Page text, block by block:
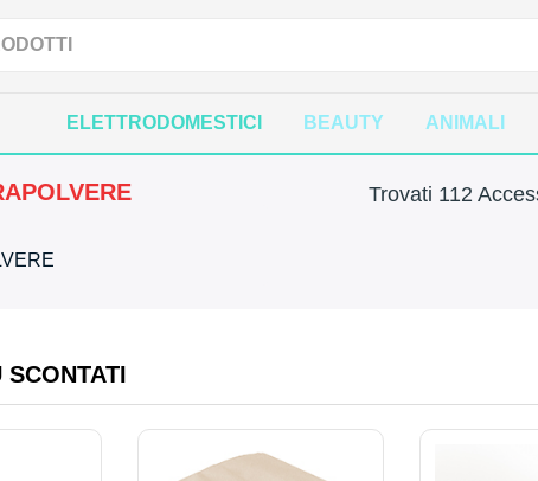
ELETTRODOMESTICI BEAUTY ANIMALI
Trovati 112
SCONTATI